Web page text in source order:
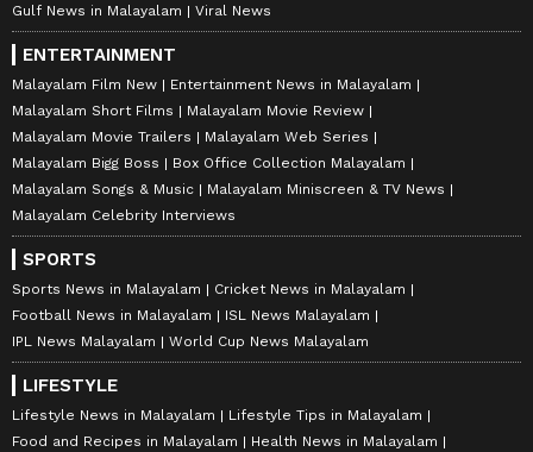
Gulf News in Malayalam
Viral News
ENTERTAINMENT
Malayalam Film New
Entertainment News in Malayalam
Malayalam Short Films
Malayalam Movie Review
Malayalam Movie Trailers
Malayalam Web Series
Malayalam Bigg Boss
Box Office Collection Malayalam
Malayalam Songs & Music
Malayalam Miniscreen & TV News
Malayalam Celebrity Interviews
SPORTS
Sports News in Malayalam
Cricket News in Malayalam
Football News in Malayalam
ISL News Malayalam
IPL News Malayalam
World Cup News Malayalam
LIFESTYLE
Lifestyle News in Malayalam
Lifestyle Tips in Malayalam
Food and Recipes in Malayalam
Health News in Malayalam